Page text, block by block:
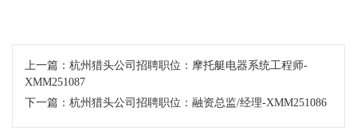
上一篇： 杭州猎头公司招聘职位：摩托艇电器系统工程师-
XMM251087
下一篇： 杭州猎头公司招聘职位：融资总监/经理-XMM251086